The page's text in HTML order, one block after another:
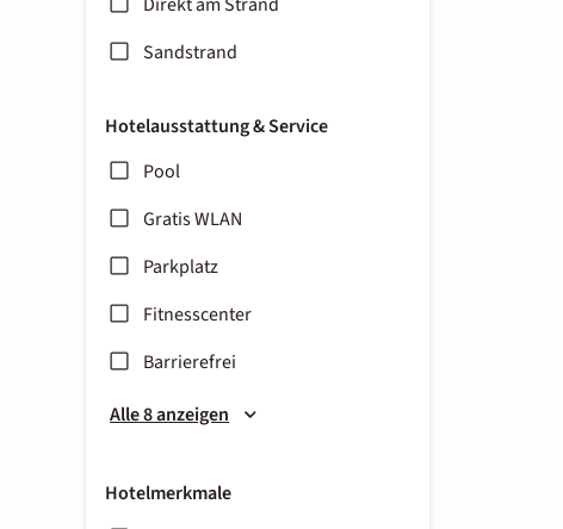
Sandstrand
Hotelausstattung & Service
Pool
Gratis WLAN
Parkplatz
Fitnesscenter
Barrierefrei
Alle 8 anzeigen
Hotelmerkmale